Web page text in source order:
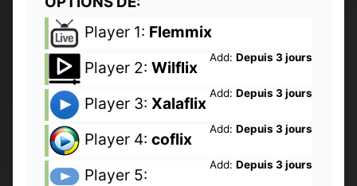
Player 1: Flemmix
Add: Depuis 3 jours
Player 2: Wilflix
Add: Depuis 3 jours
Player 3: Xalaflix
Add: Depuis 3 jours
Player 4: coflix
Add: Depuis 3 jours
Player 5: